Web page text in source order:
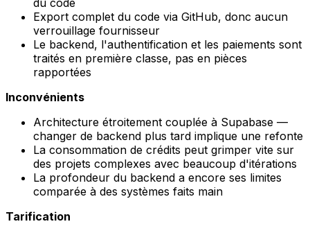
Export complet du code via GitHub, donc aucun
verrouillage fournisseur
Le backend, l'authentification et les paiements sont
traités en première classe, pas en pièces
rapportées
Inconvénients
Architecture étroitement couplée à Supabase —
changer de backend plus tard implique une refonte
La consommation de crédits peut grimper vite sur
des projets complexes avec beaucoup d'itérations
La profondeur du backend a encore ses limites
comparée à des systèmes faits main
Tarification